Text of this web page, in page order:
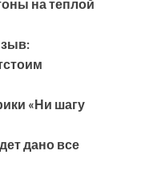
на теплой
«Ни шагу
дано все